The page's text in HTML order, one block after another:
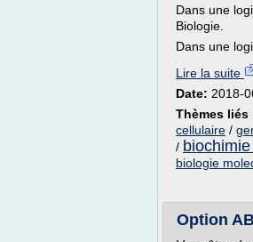
Dans une
Biologie.
Dans une
Lire la suite
Date: 2018-
Thèmes liés
cellulaire /
/
biologie
Option